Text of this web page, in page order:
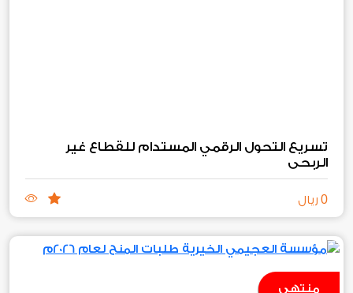
تسريع التحول الرقمي المستدام للقطاع غير
الربحي
0 ريال
منتهي